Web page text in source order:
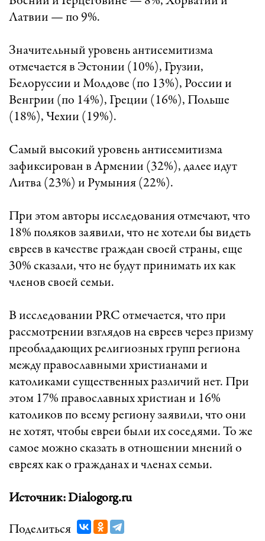
Латвии — по 9%.
Значительный уровень антисемитизма
отмечается в Эстонии (10%), Грузии,
Белоруссии и Молдове (по 13%), России и
Венгрии (по 14%), Греции (16%), Польше
(18%), Чехии (19%).
Самый высокий уровень антисемитизма
зафиксирован в Армении (32%), далее идут
Литва (23%) и Румыния (22%).
При этом авторы исследования отмечают, что
18% поляков заявили, что не хотели бы видеть
евреев в качестве граждан своей страны, еще
30% сказали, что не будут принимать их как
членов своей семьи.
В исследовании PRC отмечается, что при
рассмотрении взглядов на евреев через призму
преобладающих религиозных групп региона
между православными христианами и
католиками существенных различий нет. При
этом 17% православных христиан и 16%
католиков по всему региону заявили, что они
не хотят, чтобы евреи были их соседями. То же
самое можно сказать в отношении мнений о
евреях как о гражданах и членах семьи.
Источник: Dialogorg.ru
Поделиться